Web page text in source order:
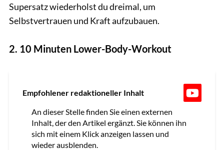
Supersatz wiederholst du dreimal, um
Selbstvertrauen und Kraft aufzubauen.
2. 10 Minuten Lower-Body-Workout
Empfohlener redaktioneller Inhalt
An dieser Stelle finden Sie einen externen
Inhalt, der den Artikel ergänzt. Sie können ihn
sich mit einem Klick anzeigen lassen und
wieder ausblenden.